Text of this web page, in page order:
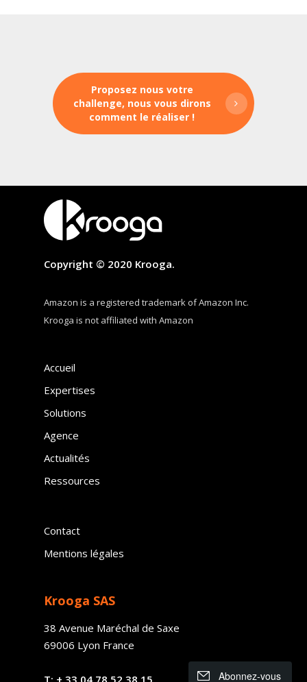
Proposez nous votre
challenge, nous vous dirons
comment le réaliser !
Copyright © 2020 Krooga.
Amazon is a registered trademark of Amazon Inc.
Krooga is not affiliated with Amazon
Accueil
Expertises
Solutions
Agence
Actualités
Ressources
Contact
Mentions légales
Krooga SAS
38 Avenue Maréchal de Saxe
69006 Lyon France
Abonnez-vous